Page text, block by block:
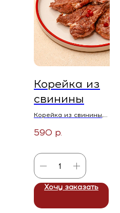
Корейка из
свинины
Корейка из свинины,
копченой паприке.
гранатом
Не доступно к заказу в
«Горки»
590 р.
Хочу заказать